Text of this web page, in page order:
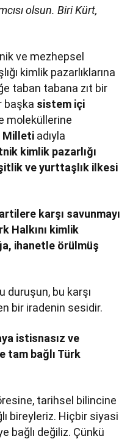
olsun. Biri Kürt,
ve mezhepsel
kimlik pazarlıklarına
taban tabana zıt bir
başka sistem içi
moleküllerine
Milleti adıyla
kimlik pazarlığı
ve yurttaşlık ilkesi
karşı savunmayı
Halkını kimlik
ihanetle örülmüş
duruşun, bu karşı
bir iradenin sesidir.
istisnasız ve
tam bağlı Türk
tarihsel bilincine
bireyleriz. Hiçbir siyasi
bağlı değiliz. Çünkü